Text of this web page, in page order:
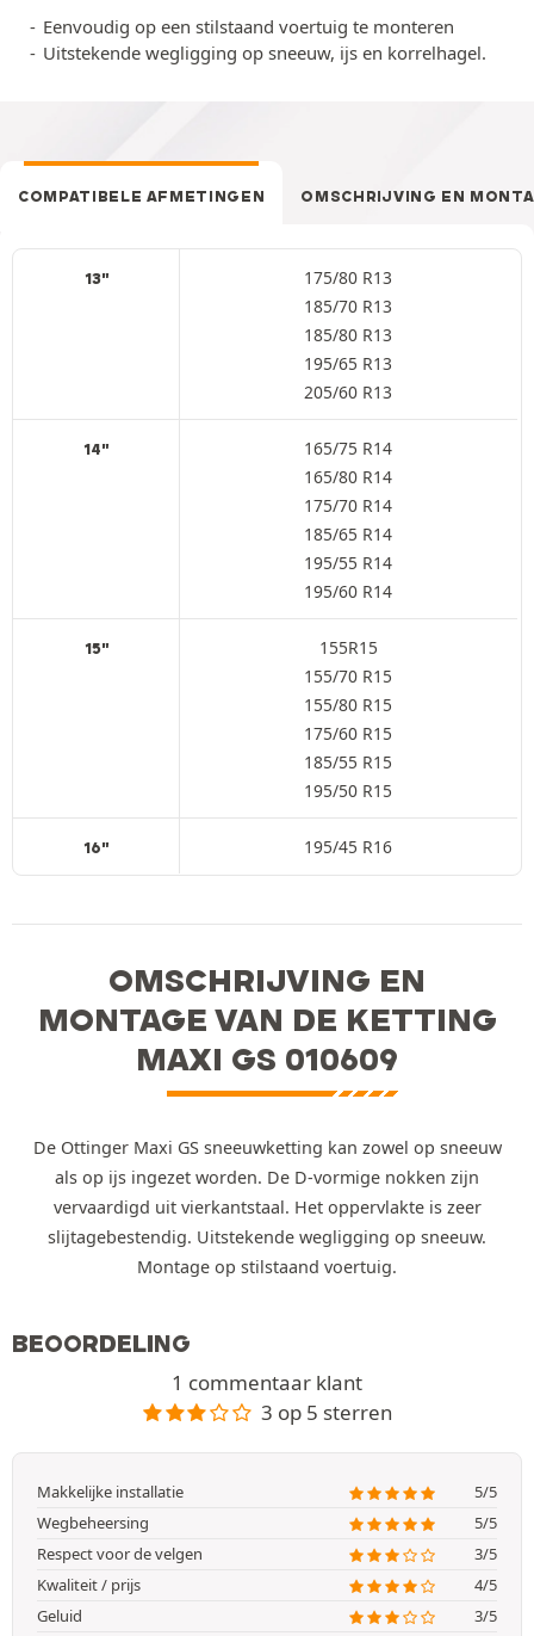
Eenvoudig op een stilstaand voertuig te monteren
Uitstekende wegligging op sneeuw, ijs en korrelhagel.
COMPATIBELE AFMETINGEN OMSCHRIJVING EN
13"
175/80 R13
185/70 R13
185/80 R13
195/65 R13
205/60 R13
14"
165/75 R14
165/80 R14
175/70 R14
185/65 R14
195/55 R14
195/60 R14
15"
155R15
155/70 R15
155/80 R15
175/60 R15
185/55 R15
195/50 R15
16" 195/45 R16
OMSCHRIJVING EN
MONTAGE VAN DE KETTING
MAXI GS 010609
De Ottinger Maxi GS sneeuwketting kan zowel op sneeuw
als op ijs ingezet worden. De D-vormige nokken zijn
vervaardigd uit vierkantstaal. Het oppervlakte is zeer
slijtagebestendig. Uitstekende wegligging op sneeuw.
Montage op stilstaand voertuig.
BEOORDELING
1 commentaar klant
3 op 5 sterren
Makkelijke installatie
5/5
Wegbeheersing
5/5
Respect voor de velgen
3/5
Kwaliteit / prijs
4/5
Geluid
3/5